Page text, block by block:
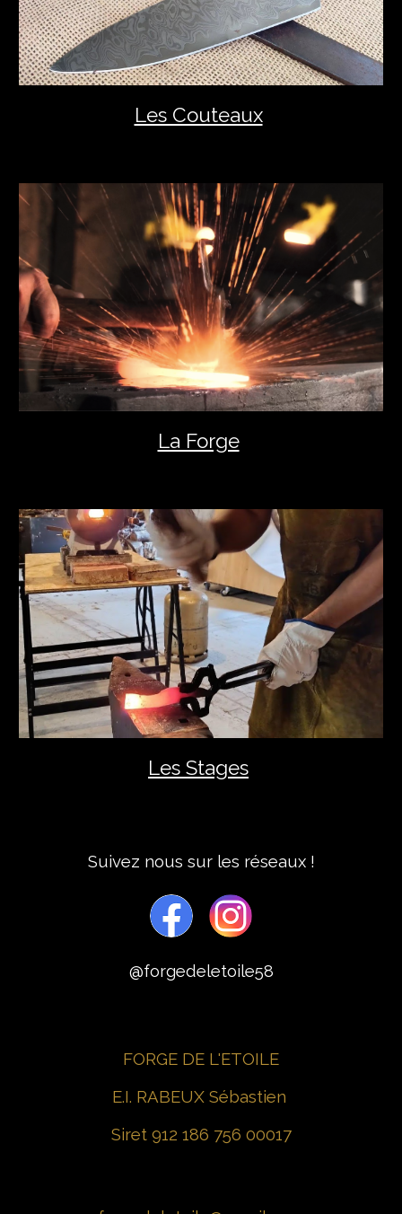
Les Couteaux
La Forge
Les Stages
Suivez nous sur les réseaux !
@forgedeletoile58
FORGE DE L'ETOILE
E.I. RABEUX Sébastien
Siret 912 186 756 00017